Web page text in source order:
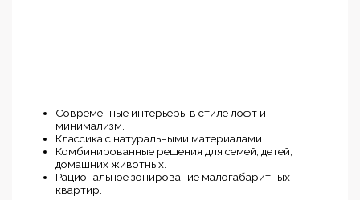
Современные интерьеры в стиле лофт и
минимализм.
Классика с натуральными материалами.
Комбинированные решения для семей, детей,
домашних животных.
Рациональное зонирование малогабаритных
квартир.